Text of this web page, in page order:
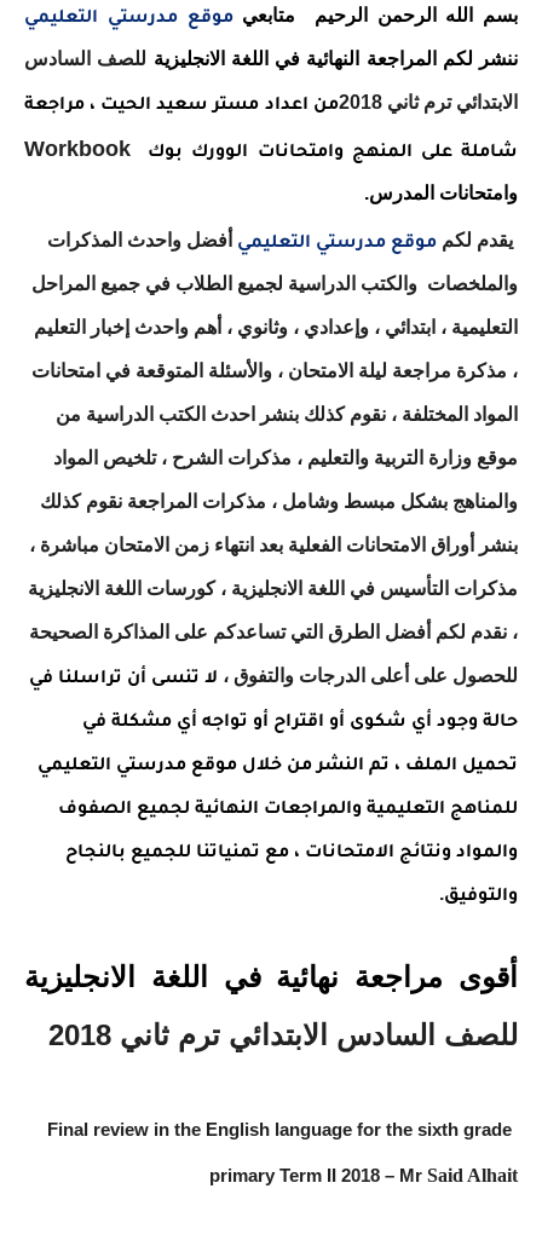
بسم الله الرحمن الرحيم متابعي موقع مدرستي التعليمي
ننشر لكم المراجعة النهائية في اللغة الانجليزية للصف السادس
الابتدائي ترم ثاني 2018 من اعداد مستر سعيد الحيت ، مراجعة
شاملة على المنهج وامتحانات الوورك بوك Workbook
وامتحانات المدرس.
يقدم لكم موقع مدرستي التعليمي أفضل واحدث المذكرات
والملخصات والكتب الدراسية لجميع الطلاب في جميع المراحل
التعليمية ، ابتدائي ، وإعدادي ، وثانوي ، أهم واحدث إخبار التعليم
، مذكرة مراجعة ليلة الامتحان ، والأسئلة المتوقعة في امتحانات
المواد المختلفة ، نقوم كذلك بنشر احدث الكتب الدراسية من
موقع وزارة التربية والتعليم ، مذكرات الشرح ، تلخيص المواد
والمناهج بشكل مبسط وشامل ، مذكرات المراجعة نقوم كذلك
بنشر أوراق الامتحانات الفعلية بعد انتهاء زمن الامتحان مباشرة ،
مذكرات التأسيس في اللغة الانجليزية ، كورسات اللغة الانجليزية
، نقدم لكم أفضل الطرق التي تساعدكم على المذاكرة الصحيحة
للحصول على أعلى الدرجات والتفوق ، لا تنسى أن تراسلنا في
حالة وجود أي شكوى أو اقتراح أو تواجه أي مشكلة في
تحميل الملف ، تم النشر من خلال موقع مدرستي التعليمي
للمناهج التعليمية والمراجعات النهائية لجميع الصفوف
والمواد ونتائج الامتحانات ، مع تمنياتنا للجميع بالنجاح
والتوفيق.
أقوى مراجعة نهائية في اللغة الانجليزية
للصف السادس الابتدائي ترم ثاني 2018
Final review in the English language for the sixth grade
primary Term II 2018 – Mr Said Alhait